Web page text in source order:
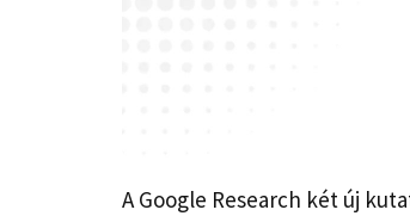
A Google Research két új